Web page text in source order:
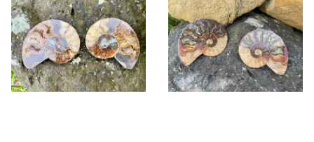
s
p
r
o